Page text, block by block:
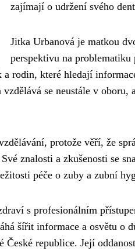
zajímají o udržení svého
Jitka Urbanová je matkou
perspektivu na problematiku
rodin, které hledají
se neustále v oboru,
protože věří, že
znalosti a zkušenosti se
péče o zuby a zubní
s profesionálním
šířit informace a osvětu o
republice. Její